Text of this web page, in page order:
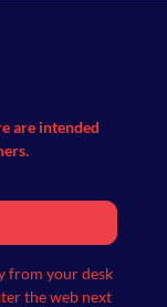
are intended
from your desk
the web next